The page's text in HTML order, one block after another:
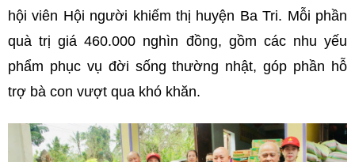
hội viên Hội người khiếm thị huyện Ba Tri. Mỗi phần
quà trị giá 460.000 nghìn đồng, gồm các nhu yếu
phẩm phục vụ đời sống thường nhật, góp phần hỗ
trợ bà con vượt qua khó khăn.